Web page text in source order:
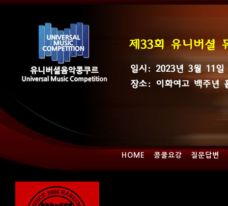
HOME 콩쿨요강 질문답변